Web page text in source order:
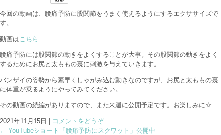
今回の動画は、腰痛予防に股関節をうまく使えるようにするエクササイズで
す。
動画は こちら
腰痛予防には股関節の動きをよくすることが大事。その股関節の動きをよく
するためにお尻と太ももの裏に刺激を与えていきます。
バンザイの姿勢から素早くしゃがみ込む動きなのですが、お尻と太ももの裏
に体重が乗るようにやってみてください。
その動画の続編がありますので、また来週に公開予定です。お楽しみに☆
2021年11月15日
コメントをどうぞ
← YouTubeショート「腰痛予防にスクワット」公開中